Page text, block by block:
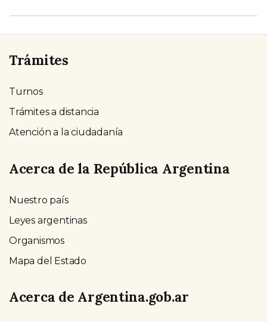
Trámites
Turnos
Trámites a distancia
Atención a la ciudadanía
Acerca de la República Argentina
Nuestro país
Leyes argentinas
Organismos
Mapa del Estado
Acerca de Argentina.gob.ar